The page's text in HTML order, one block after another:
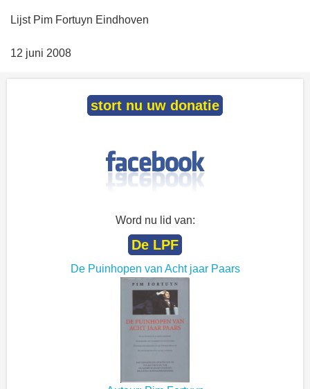
Lijst Pim Fortuyn Eindhoven
12 juni 2008
stort nu uw donatie
Word nu lid van:
De LPF
De Puinhopen van Acht jaar Paars